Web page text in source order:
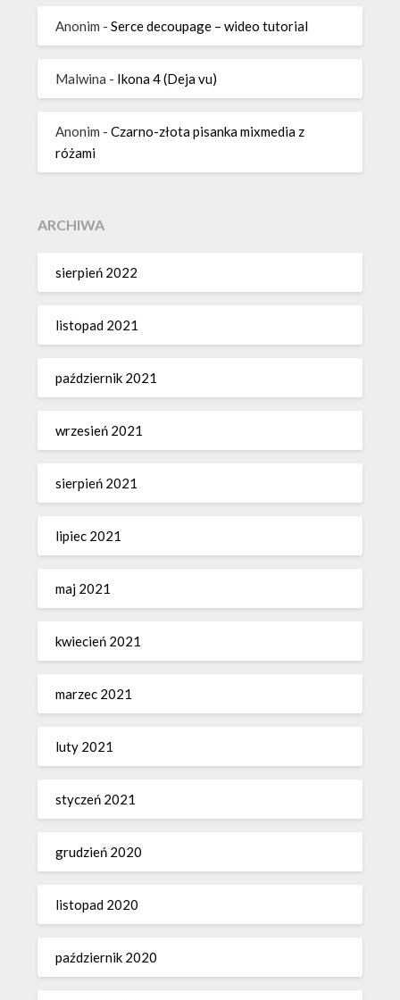
Anonim -Serce decoupage – wideo tutorial
Malwina - Ikona 4 (Deja vu)
Anonim -Czarno-złota pisanka mixmedia z
różami
ARCHIWA
sierpień 2022
listopad 2021
październik 2021
wrzesień 2021
sierpień 2021
lipiec 2021
maj 2021
kwiecień 2021
marzec 2021
luty 2021
styczeń 2021
grudzień 2020
listopad 2020
październik 2020